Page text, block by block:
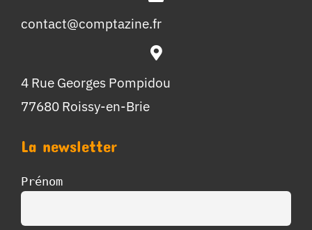
contact@comptazine.fr
4 Rue Georges Pompidou
77680 Roissy-en-Brie
La newsletter
Prénom